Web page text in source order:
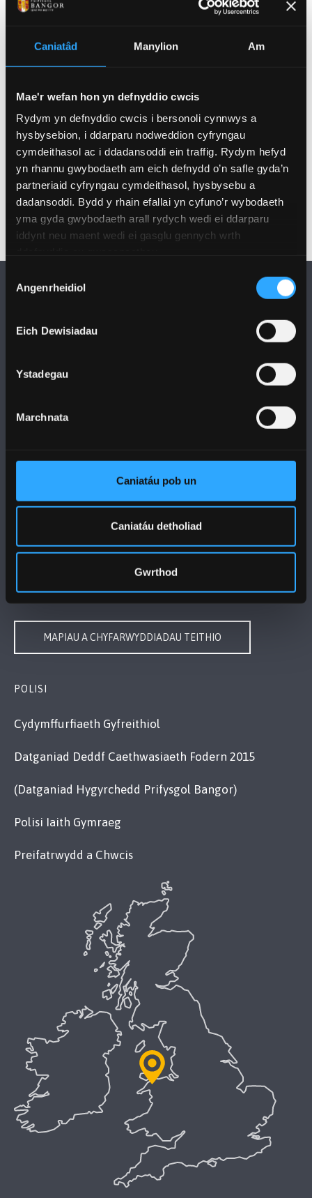
Caniatâd Manylion Am
Mae'r wefan hon yn defnyddio cwcis
Rydym yn defnyddio cwcis i bersonoli cynnwys a
hysbysebion, i ddarparu nodweddion cyfryngau
cymdeithasol ac i ddadansoddi ein traffig. Rydym hefyd
yn rhannu gwybodaeth am eich defnydd o’n safle gyda’n
partneriaid cyfryngau cymdeithasol, hysbysebu a
dadansoddi. Bydd y rhain efallai yn cyfuno’r wybodaeth
yma gyda gwybodaeth arall rydych wedi ei ddarparu
iddynt neu maent wedi ei gasglu gennych wrth
Caniatâd
Angenrheidiol
Eich Dewisiadau
Ystadegau
Marchnata
Caniatáu pob un
Caniatáu detholiad
Gwrthod
Mynediad: 2026
Cymhwyster
Dysgwch Fwy
Bangor, Gwynedd, LL57 2DG, UK
Cysylltwch â Ni
YMWELD Â’R BRIFYSGOL
MAPIAU A CHYFARWYDDIADAU TEITHIO
POLISI
Cydymffurfiaeth Gyfreithiol
Datganiad Deddf Caethwasiaeth Fodern 2015
(Datganiad Hygyrchedd Prifysgol Bangor)
Polisi Iaith Gymraeg
Preifatrwydd a Chwcis